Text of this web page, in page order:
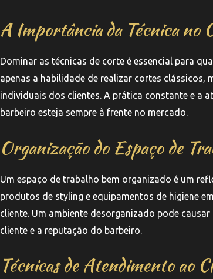
A Importância da Técnica no
Dominar as técnicas de corte é essencial para
apenas a habilidade de realizar cortes clássicos,
individuais dos clientes. A prática constante e a
barbeiro esteja sempre à frente no mercado.
Organização do Espaço de
Um espaço de trabalho bem organizado é um
produtos de styling e equipamentos de higiene
cliente. Um ambiente desorganizado pode
cliente e a reputação do barbeiro.
Técnicas de Atendimento ao